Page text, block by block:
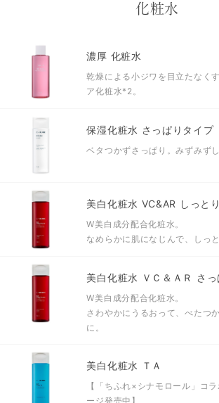
化粧水
濃厚 化粧水
乾燥による小ジワを目立たなく
ア化粧水*2 。
保湿化粧水 さっぱりタイプ
ベタつかずさっぱり。みずみず
美白化粧水 VC&AR しっと
W美白成分配合化粧水。
なめらかに肌になじんで、しっ
美白化粧水 ＶＣ＆ＡＲ さ
W美白成分配合化粧水。
さわやかにうるおって、べたつ
に。
美白化粧水 ＴＡ
【「ちふれ×シナモロール」コ
ージ発売中】